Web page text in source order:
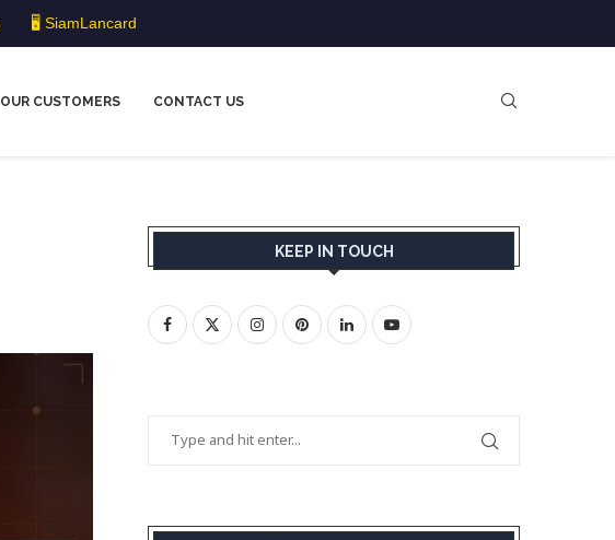
🖥️ SiamLancard
OUR CUSTOMERS CONTACT US
KEEP IN TOUCH